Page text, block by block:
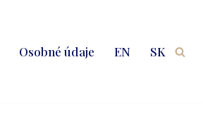
Osobné údaje EN SK